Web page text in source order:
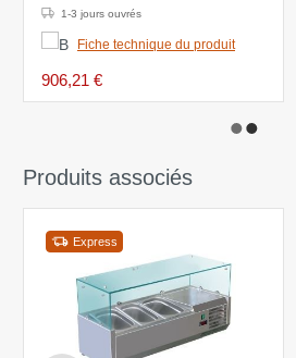
1500x390x290(h)mm
1-3 jours ouvrés
Fiche technique du produit
906,21 €
Produits associés
Express